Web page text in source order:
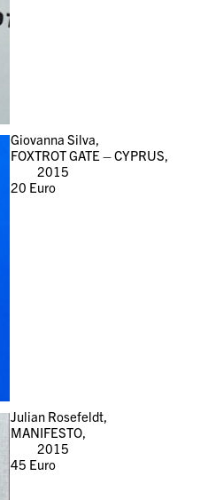
Giovanna Silva,
FOXTROT GATE – CYPRUS,
2015
20 Euro
Julian Rosefeldt,
MANIFESTO,
2015
45 Euro